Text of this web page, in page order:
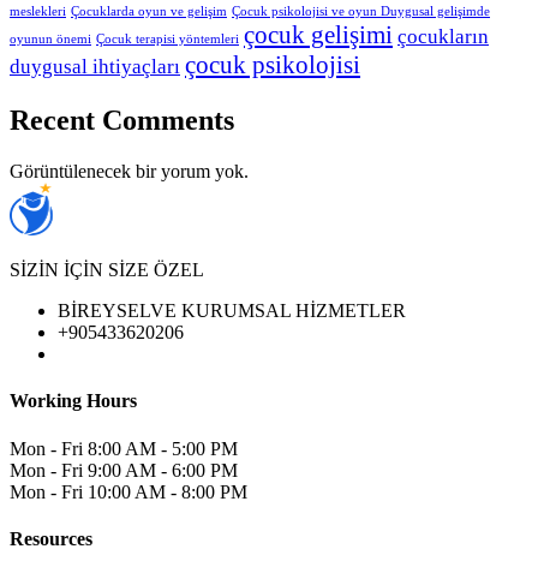
meslekleri Çocuklarda oyun ve gelişim Çocuk psikolojisi ve oyun Duygusal gelişimde
oyunun önemi Çocuk terapisi yöntemleri çocuk gelişimi çocukların
duygusal ihtiyaçları çocuk psikolojisi
Recent Comments
Görüntülenecek bir yorum yok.
SİZİN İÇİN SİZE ÖZEL
BİREYSELVE KURUMSAL HİZMETLER
+905433620206
Working Hours
Mon - Fri 8:00 AM - 5:00 PM
Mon - Fri 9:00 AM - 6:00 PM
Mon - Fri 10:00 AM - 8:00 PM
Resources